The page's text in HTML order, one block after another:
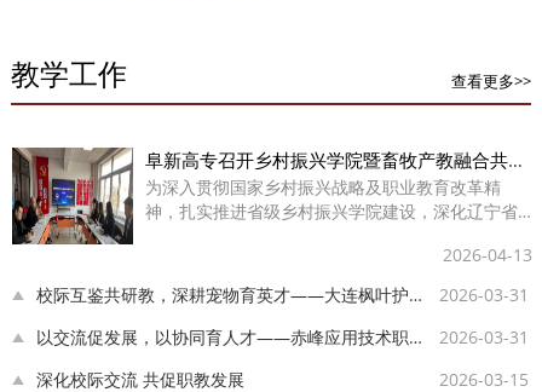
教学工作 查看更多>>
阜新高专召开乡村振兴学院暨畜牧产教融合共同体专题研讨会
为深入贯彻国家乡村振兴战略及职业教育改革精
神，扎实推进省级乡村振兴学院建设，深化辽宁省
阜新高等专科学校农牧系特邀辽宁阜新牧原农牧有
限公司负责人，召开阜...
2026-04-13
2026-03-31
校际互鉴共研教，深耕宠物育英才——大连枫叶护理产业学院来校纪实
2026-03-31
以交流促发展，以协同育人才——赤峰应用技术职业学院莅临我校参观
2026-03-15
深化校际交流 共促职教发展